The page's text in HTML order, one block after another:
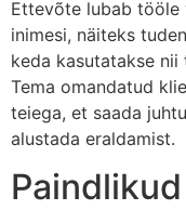
Ettevõte lubab
inimesi, näiteks
keda kasutatakse
Tema omandatud
teiega, et saada
alustada eraldamist.